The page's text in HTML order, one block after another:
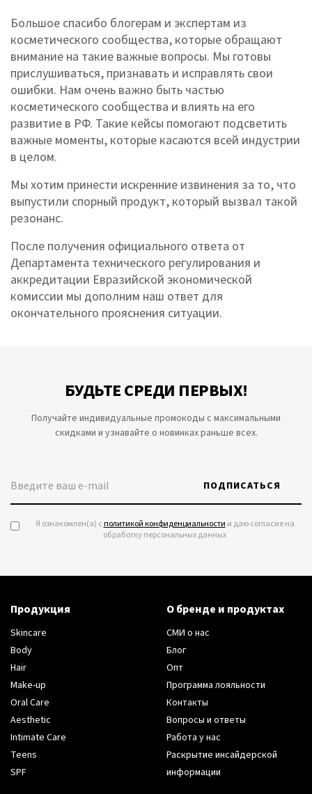
Большое спасибо блогерам и экспертам из
косметического сообщества, которые обращают
внимание на такие важные вопросы. Мы готовы
прислушиваться, признавать и исправлять свои
ошибки. Нам очень важно быть частью
косметического сообщества и влиять на его
развитие в РФ. Такие кейсы помогают подсветить
важные моменты, которые касаются всей индустрии
в целом.
Мы хотим принести искренние извинения за то, что
выпустили спорный продукт, который вызвал такой
резонанс.
После получения официального ответа от
Департамента технического регулирования и
аккредитации Евразийской экономической
комиссии мы дополним наш ответ для
окончательного прояснения ситуации.
БУДЬТЕ СРЕДИ ПЕРВЫХ!
Получайте индивидуальные промокоды с максимальными
скидками и узнавайте о новинках раньше всех.
ПОДПИСАТЬСЯ
Я ознакомлен(а) сполитикой конфиденциальности и даю согласие на
обработку персональных данных
Продукция
Skincare
Body
Hair
Make-up
Oral Care
Aesthetic
Intimate Care
Teens
SPF
О бренде и продуктах
СМИ о нас
Блог
Опт
Программа лояльности
Контакты
Вопросы и ответы
Работа у нас
Раскрытие инсайдерской
информации